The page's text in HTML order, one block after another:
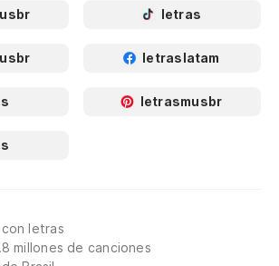
letras
letraslatam
letrasmusbr
letras
millones de canciones